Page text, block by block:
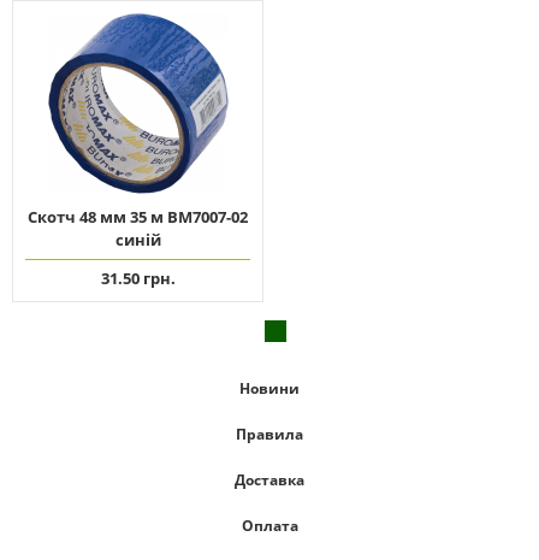
Скотч 48 мм 35 м ВМ7007-02
синій
31.50 грн.
Новини
Правила
Доставка
Оплата